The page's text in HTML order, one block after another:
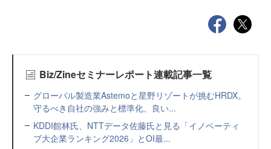
Biz/Zineセミナーレポート連載記事一覧
グローバル製造業Astemoと星野リゾートが挑むHRDX。
守るべき自社の強みと標準化、良い...
KDDI館林氏、NTTデータ佐藤氏と見る「イノベーティ
ブ大企業ランキング2026」とOI最...